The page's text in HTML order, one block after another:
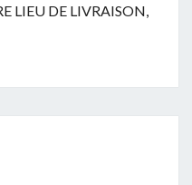
LIEU DE LIVRAISON,